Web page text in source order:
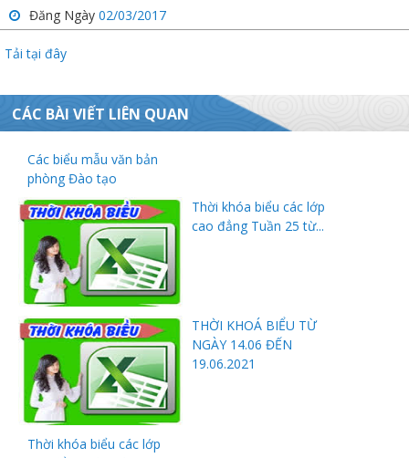
Đăng Ngày 02/03/2017
Tải tại đây
CÁC BÀI VIẾT LIÊN QUAN
Các biểu mẫu văn bản
phòng Đào tạo
Thời khóa biểu các lớp
cao đẳng Tuần 25 từ...
THỜI KHOÁ BIỂU TỪ
NGÀY 14.06 ĐẾN
19.06.2021
Thời khóa biểu các lớp